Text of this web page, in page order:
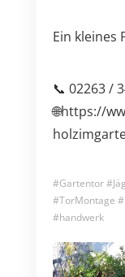
Ein kleines
📞 02263 /
🌐https://
#Gartentor
#TorMontage
#handwerk